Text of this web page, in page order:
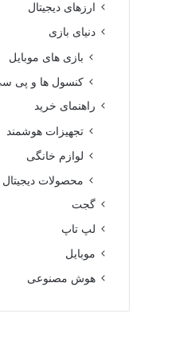
ارزهای دیجیتال
دنیای بازی
بازی های موبایل
کنسول ها و پی
راهنمای خرید
تجهیزات هوشمند
لوازم خانگی
محصولات دیجیتال
گجت
لپ تاپ
موبایل
هوش مصنوعی